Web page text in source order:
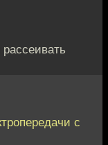
с